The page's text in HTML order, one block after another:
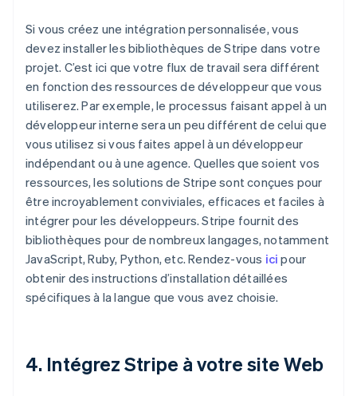
Si vous créez une intégration personnalisée, vous
devez installer les bibliothèques de Stripe dans votre
projet. C’est ici que votre flux de travail sera différent
en fonction des ressources de développeur que vous
utiliserez. Par exemple, le processus faisant appel à un
développeur interne sera un peu différent de celui que
vous utilisez si vous faites appel à un développeur
indépendant ou à une agence. Quelles que soient vos
ressources, les solutions de Stripe sont conçues pour
être incroyablement conviviales, efficaces et faciles à
intégrer pour les développeurs. Stripe fournit des
bibliothèques pour de nombreux langages, notamment
JavaScript, Ruby, Python, etc. Rendez-vous ici pour
obtenir des instructions d’installation détaillées
spécifiques à la langue que vous avez choisie.
4. Intégrez Stripe à votre site Web